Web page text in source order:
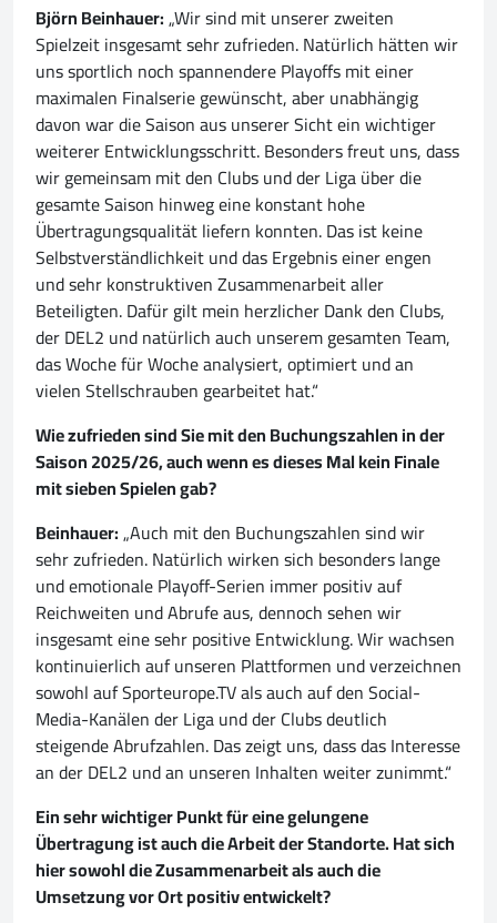
Björn Beinhauer:„Wir sind mit unserer zweiten
Spielzeit insgesamt sehr zufrieden. Natürlich hätten wir
uns sportlich noch spannendere Playoffs mit einer
maximalen Finalserie gewünscht, aber unabhängig
davon war die Saison aus unserer Sicht ein wichtiger
weiterer Entwicklungsschritt. Besonders freut uns, dass
wir gemeinsam mit den Clubs und der Liga über die
gesamte Saison hinweg eine konstant hohe
Übertragungsqualität liefern konnten. Das ist keine
Selbstverständlichkeit und das Ergebnis einer engen
und sehr konstruktiven Zusammenarbeit aller
Beteiligten. Dafür gilt mein herzlicher Dank den Clubs,
der DEL2 und natürlich auch unserem gesamten Team,
das Woche für Woche analysiert, optimiert und an
vielen Stellschrauben gearbeitet hat.“
Wie zufrieden sind Sie mit den Buchungszahlen in der
Saison 2025/26, auch wenn es dieses Mal kein Finale
mit sieben Spielen gab?
Beinhauer:„Auch mit den Buchungszahlen sind wir
sehr zufrieden. Natürlich wirken sich besonders lange
und emotionale Playoff-Serien immer positiv auf
Reichweiten und Abrufe aus, dennoch sehen wir
insgesamt eine sehr positive Entwicklung. Wir wachsen
kontinuierlich auf unseren Plattformen und verzeichnen
sowohl auf Sporteurope.TV als auch auf den Social-
Media-Kanälen der Liga und der Clubs deutlich
steigende Abrufzahlen. Das zeigt uns, dass das Interesse
an der DEL2 und an unseren Inhalten weiter zunimmt.“
Ein sehr wichtiger Punkt für eine gelungene
Übertragung ist auch die Arbeit der Standorte. Hat sich
hier sowohl die Zusammenarbeit als auch die
Umsetzung vor Ort positiv entwickelt?